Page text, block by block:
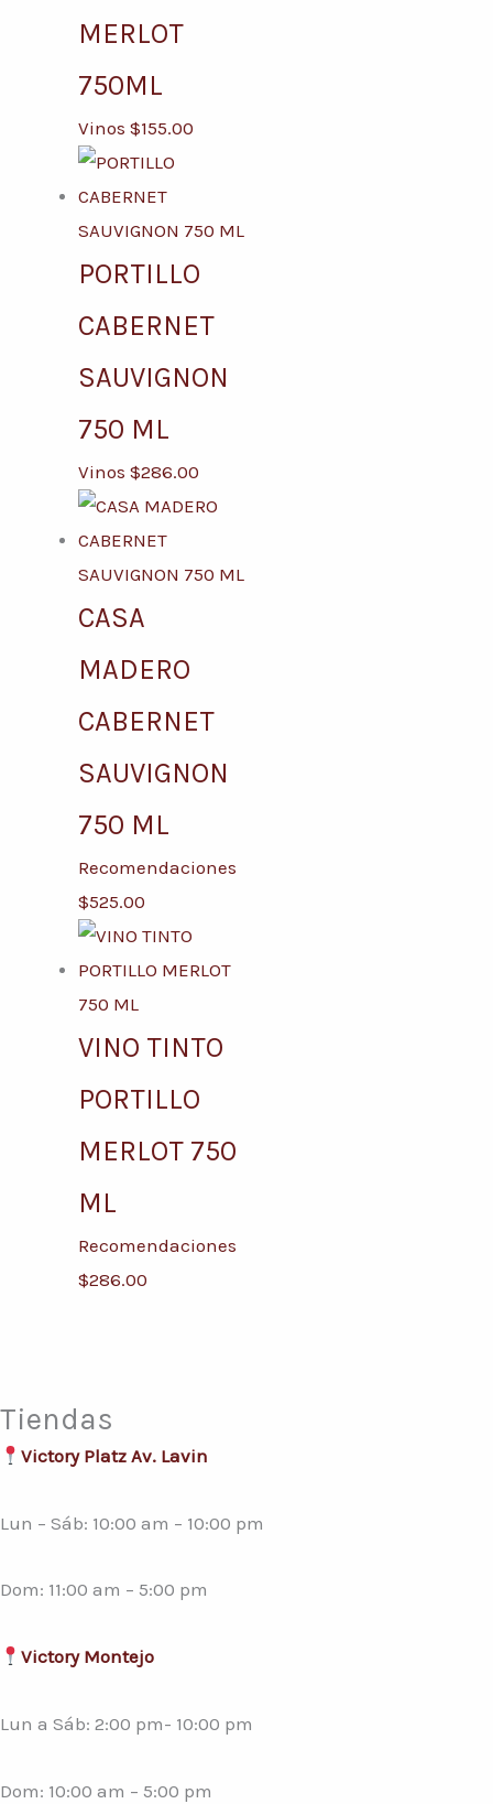
MERLOT
750ML
Vinos $155.00
PORTILLO
CABERNET
SAUVIGNON
750 ML
Vinos $286.00
CASA
MADERO
CABERNET
SAUVIGNON
750 ML
Recomendaciones
$525.00
VINO TINTO
PORTILLO
MERLOT 750
ML
Recomendaciones
$286.00
Tiendas
Victory Platz Av. Lavin
Lun – Sáb: 10:00 am – 10:00 pm
Dom: 11:00 am – 5:00 pm
Victory Montejo
Lun a Sáb: 2:00 pm- 10:00 pm
Dom: 10:00 am – 5:00 pm